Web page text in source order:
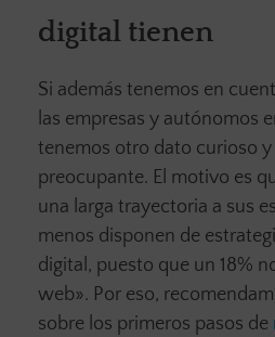
digital tienen
Si además tenemos en
las empresas y autónomos
tenemos otro dato curioso
preocupante. El motivo es
una larga trayectoria a sus
menos disponen de
digital, puesto que un 18%
web». Por eso,
sobre los primeros pasos de